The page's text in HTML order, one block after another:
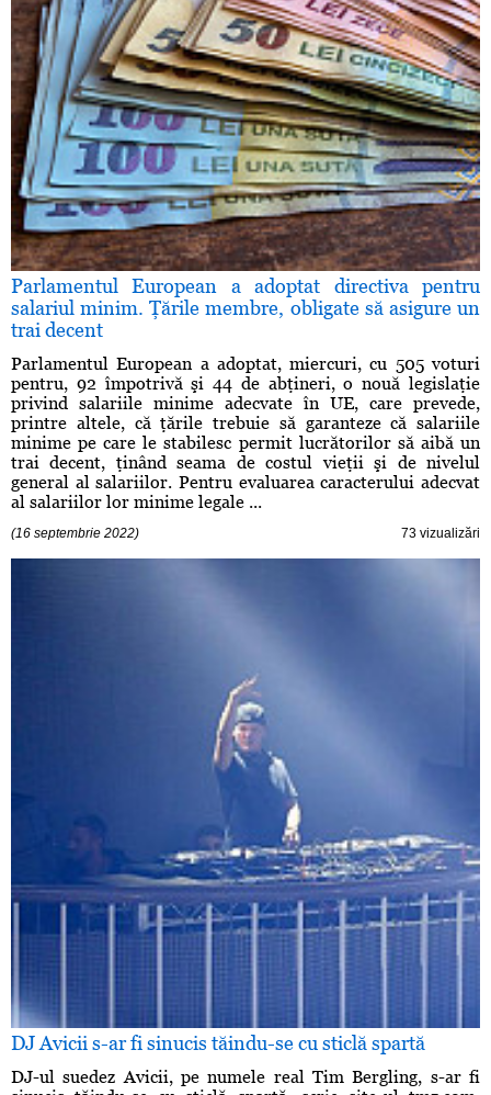
Parlamentul European a adoptat directiva pentru
salariul minim. Ţările membre, obligate să asigure un
trai decent
Parlamentul European a adoptat, miercuri, cu 505 voturi
pentru, 92 împotrivă şi 44 de abţineri, o nouă legislaţie
privind salariile minime adecvate în UE, care prevede,
printre altele, că ţările trebuie să garanteze că salariile
minime pe care le stabilesc permit lucrătorilor să aibă un
trai decent, ţinând seama de costul vieţii şi de nivelul
general al salariilor. Pentru evaluarea caracterului adecvat
al salariilor lor minime legale ...
(16 septembrie 2022) 73 vizualizări
DJ Avicii s-ar fi sinucis tăindu-se cu sticlă spartă
DJ-ul suedez Avicii, pe numele real Tim Bergling, s-ar fi